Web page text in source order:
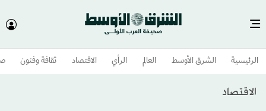
الرئيسية الشرق الأوسط​ العالم الرأي الاقتصاد ثقافة وفنون
الاقتصاد